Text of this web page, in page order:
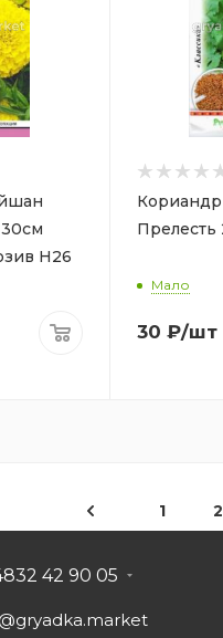
Н26
Прелесть
Мало
30 ₽/шт
1 2
42 90 05